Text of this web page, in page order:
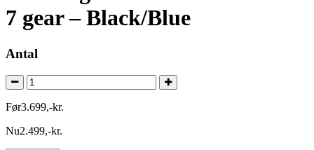
7 gear – Black/Blue
Antal
Før3.699,-kr.
Nu2.499,-kr.